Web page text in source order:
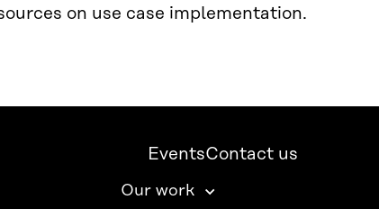
on use case implementation.
EventsContact us
Our work